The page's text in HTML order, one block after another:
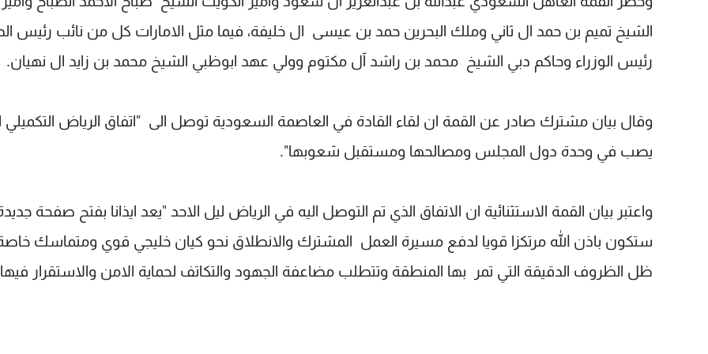
الشيخ تميم بن حمد ال ثاني وملك البحرين حمد بن عيسى ال خليفة، فيما مثل الامارات كل من نائب رئيس
رئيس الوزراء وحاكم دبي الشيخ محمد بن راشد آل مكتوم وولي عهد ابوظبي الشيخ محمد بن زايد ال نهيان.
وقال بيان مشترك صادر عن القمة ان لقاء القادة في العاصمة السعودية توصل الى "اتفاق الرياض التكميلي
يصب في وحدة دول المجلس ومصالحها ومستقبل شعوبها".
واعتبر بيان القمة الاستثنائية ان الاتفاق الذي تم التوصل اليه في الرياض ليل الاحد "يعد ايذانا بفتح صفحة
ستكون باذن الله مرتكزا قويا لدفع مسيرة العمل المشترك والانطلاق نحو كيان خليجي قوي ومتماسك
ظل الظروف الدقيقة التي تمر بها المنطقة وتتطلب مضاعفة الجهود والتكاتف لحماية الامن والاستقرار